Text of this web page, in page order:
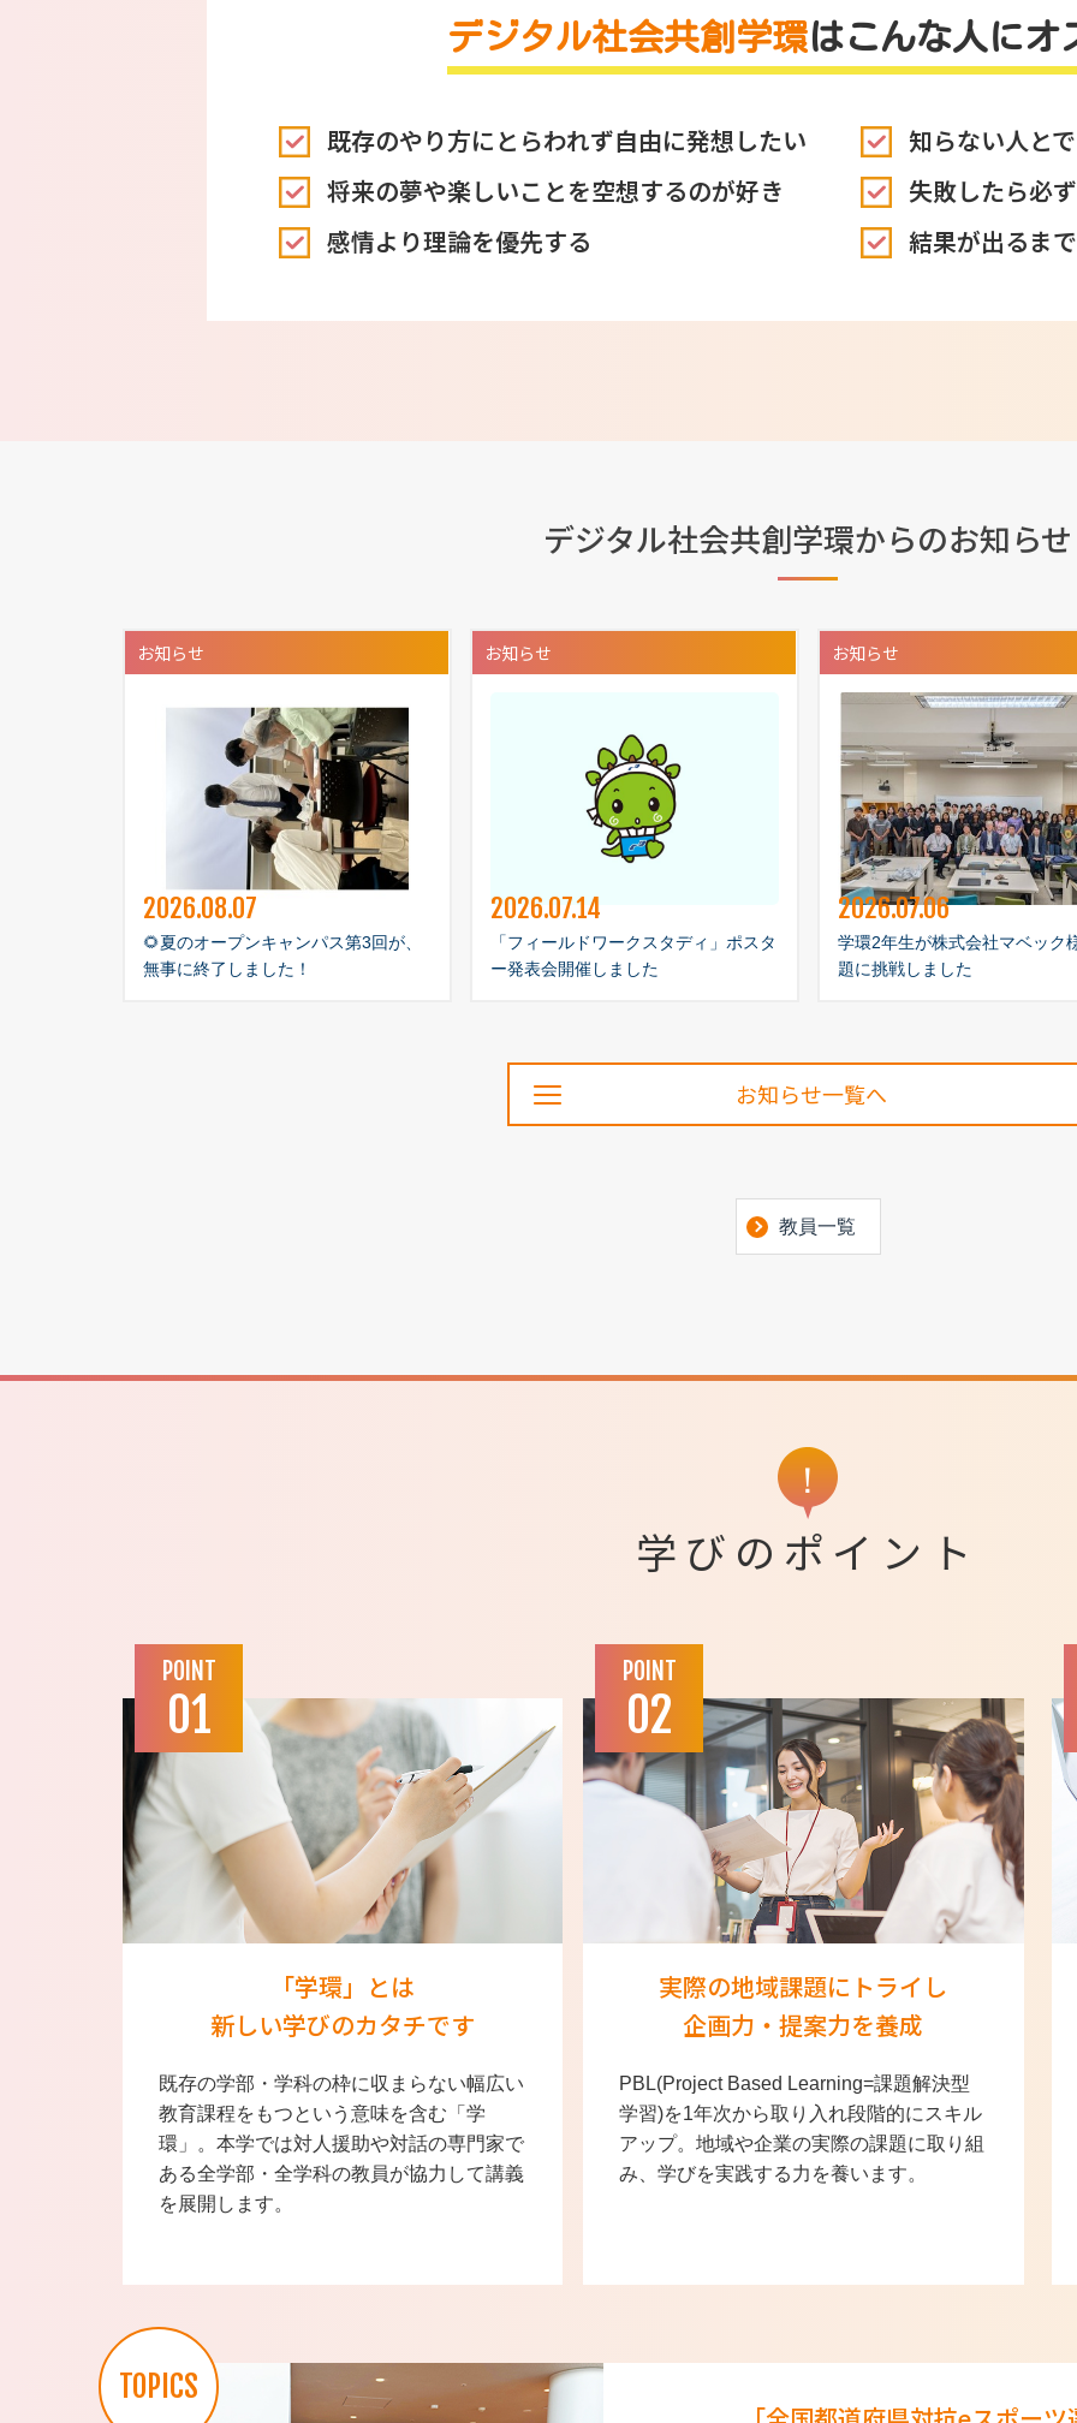
デジタル社会共創学環はこんな人にオ
既存のやり方にとらわれず自由に発想したい
知らない人と
将来の夢や楽しいことを空想するのが好き
失敗したら必
感情より理論を優先する
結果が出るま
デジタル社会共創学環からのお知らせ
お知らせ
2026.08.07
🌻夏のオープンキャンパス第3回が、
無事に終了しました！
お知らせ
2026.07.14
「フィールドワークスタディ」ポスタ
ー発表会開催しました
お知らせ
2026.07.06
学環2年生が株式会社マベック
題に挑戦しました
お知らせ一覧へ
教員一覧
学びのポイント
POINT
01
「学環」とは
新しい学びのカタチです
既存の学部・学科の枠に収まらない幅広い
教育課程をもつという意味を含む「学
環」。本学では対人援助や対話の専門家で
ある全学部・全学科の教員が協力して講義
を展開します。
POINT
02
実際の地域課題にトライし
企画力・提案力を養成
PBL(Project Based Learning=課題解決型
学習)を1年次から取り入れ段階的にスキル
アップ。地域や企業の実際の課題に取り組
み、学びを実践する力を養います。
TOPICS